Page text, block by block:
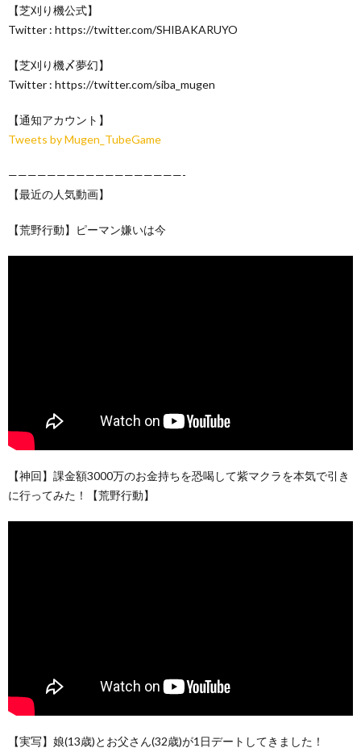
【芝刈り機公式】
Twitter : https://twitter.com/SHIBAKARUYO
【芝刈り機〆夢幻】
Twitter : https://twitter.com/siba_mugen
【通知アカウント】
Tweets by Mugen_TubeGame
——————————————————-
【最近の人気動画】
【荒野行動】ピーマン嫌いは今
【神回】課金額3000万のお金持ちを恐喝して紫マクラを本気で引き
に行ってみた！【荒野行動】
【実写】娘(13歳)とお父さん(32歳)が1日デートしてきました！